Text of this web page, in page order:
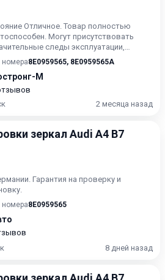
Отличное. Товар полностью
Могут присутствовать
следы эксплуатации,
на лакокрасочном покрыт...
номера8E0959565, 8E0959565A
М
2 месяца назад
зеркал Audi A4 B7
Гарантия на проверку и
номера8E0959565
8 дней назад